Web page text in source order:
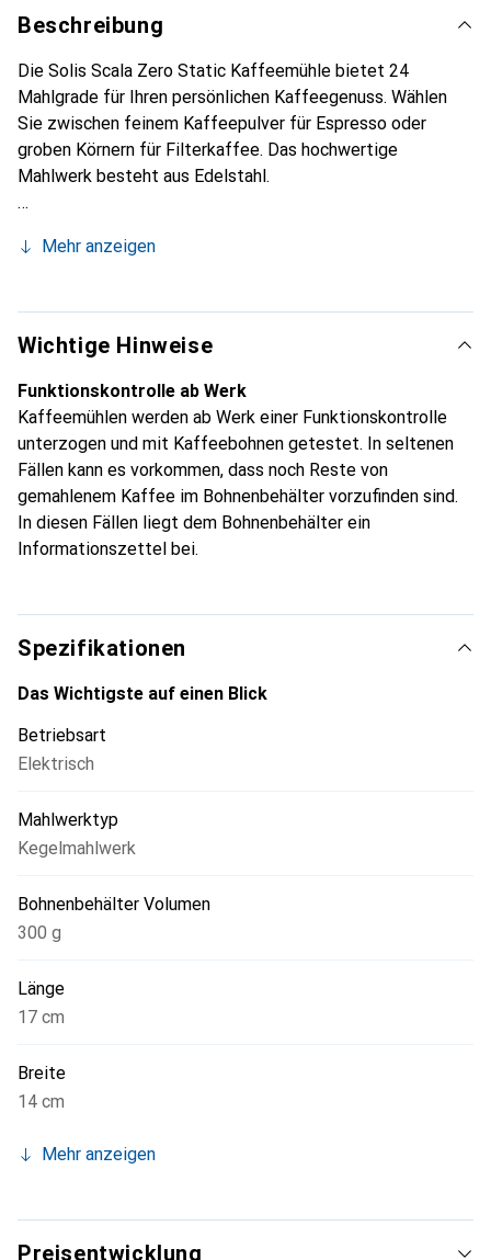
Beschreibung
Die Solis Scala Zero Static Kaffeemühle bietet 24
Mahlgrade für Ihren persönlichen Kaffeegenuss. Wählen
Sie zwischen feinem Kaffeepulver für Espresso oder
groben Körnern für Filterkaffee. Das hochwertige
Mahlwerk besteht aus Edelstahl.
Mehr anzeigen
Wichtige Hinweise
Funktionskontrolle ab Werk
Kaffeemühlen werden ab Werk einer Funktionskontrolle
unterzogen und mit Kaffeebohnen getestet. In seltenen
Fällen kann es vorkommen, dass noch Reste von
gemahlenem Kaffee im Bohnenbehälter vorzufinden sind.
In diesen Fällen liegt dem Bohnenbehälter ein
Informationszettel bei.
Spezifikationen
Das Wichtigste auf einen Blick
Betriebsart
Elektrisch
Mahlwerktyp
Kegelmahlwerk
Bohnenbehälter Volumen
300 g
Länge
17 cm
Breite
14 cm
Mehr anzeigen
Preisentwicklung